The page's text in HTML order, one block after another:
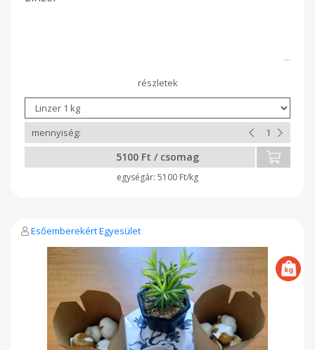
5100 Ft / csomag
5100 Ft/kg
Esőemberekért Egyesület